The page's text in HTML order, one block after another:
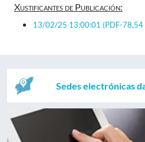
Xustificantes de Publicación:
13/02/25 13:00:01 (PDF-78,54
Sedes electrónicas